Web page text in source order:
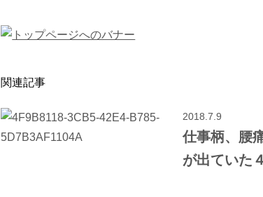
関連記事
2018.7.9
仕事柄、腰
が出ていた